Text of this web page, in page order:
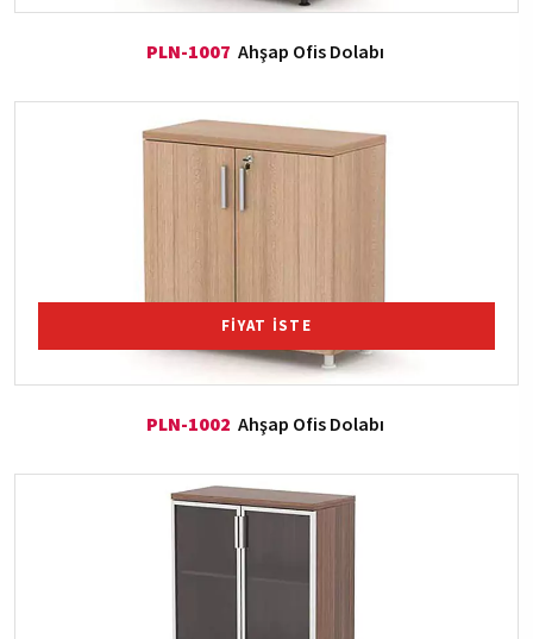
PLN-1007 Ahşap Ofis Dolabı
FİYAT İSTE
PLN-1002 Ahşap Ofis Dolabı